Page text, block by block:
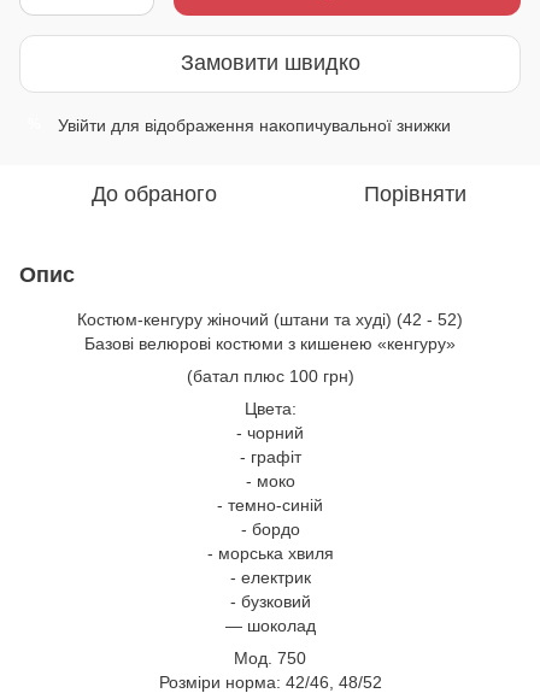
Замовити швидко
Увійти для відображення накопичувальної знижки
До обраного Порівняти
Опис
Костюм-кенгуру жіночий (штани та худі) (42 - 52)
Базові велюрові костюми з кишенею «кенгуру»
(батал плюс 100 грн)
Цвета:
- чорний
- графіт
- моко
- темно-синій
- бордо
- морська хвиля
- електрик
- бузковий
— шоколад
Мод. 750
Розміри норма: 42/46, 48/52